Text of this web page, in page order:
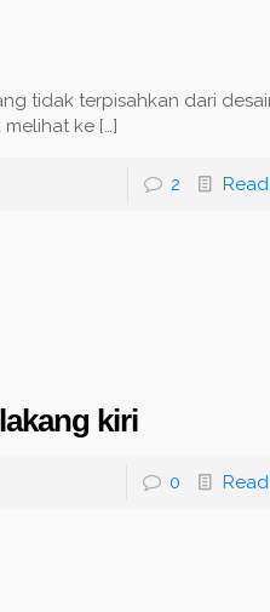
tidak terpisahkan dari
ke[…]
2
kiri
0